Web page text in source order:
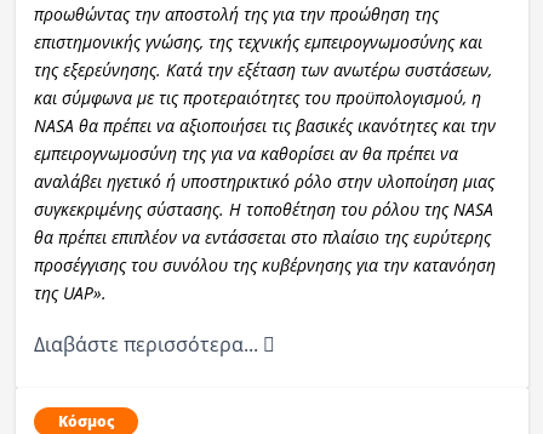
προωθώντας την αποστολή της για την προώθηση της
επιστημονικής γνώσης, της τεχνικής εμπειρογνωμοσύνης και
της εξερεύνησης. Κατά την εξέταση των ανωτέρω συστάσεων,
και σύμφωνα με τις προτεραιότητες του προϋπολογισμού, η
NASA θα πρέπει να αξιοποιήσει τις βασικές ικανότητες και την
εμπειρογνωμοσύνη της για να καθορίσει αν θα πρέπει να
αναλάβει ηγετικό ή υποστηρικτικό ρόλο στην υλοποίηση μιας
συγκεκριμένης σύστασης. Η τοποθέτηση του ρόλου της NASA
θα πρέπει επιπλέον να εντάσσεται στο πλαίσιο της ευρύτερης
προσέγγισης του συνόλου της κυβέρνησης για την κατανόηση
της UAP».
Διαβάστε περισσότερα...
Κόσμος